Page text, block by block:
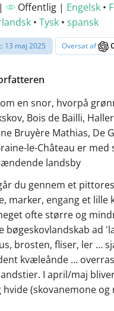
Offentlig | Engelsk •
• Tysk • spansk
13 maj 2025 Oversat af
en snor, hvorpå
Bois de Bailli,
Bruyère Mathias, De
le-Château er med
landsby
du gennem et
marker, engang et lille
ofte større og
bøgeskovlandskab ad
brosten, fliser, ler …
kvæleånde …
I april/maj
hvide (skovanemone og